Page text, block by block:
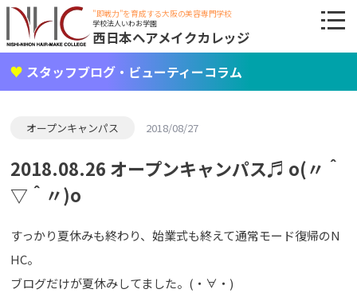
"即戦力"を育成する大阪の美容専門学校
学校法人いわお学園
西日本ヘアメイクカレッジ
スタッフブログ・ビューティーコラム
オープンキャンパス 2018/08/27
2018.08.26 オープンキャンパス♬ o(〃＾
▽＾〃)o
すっかり夏休みも終わり、始業式も終えて通常モード復帰のN
HC。
ブログだけが夏休みしてました。(・∀・)